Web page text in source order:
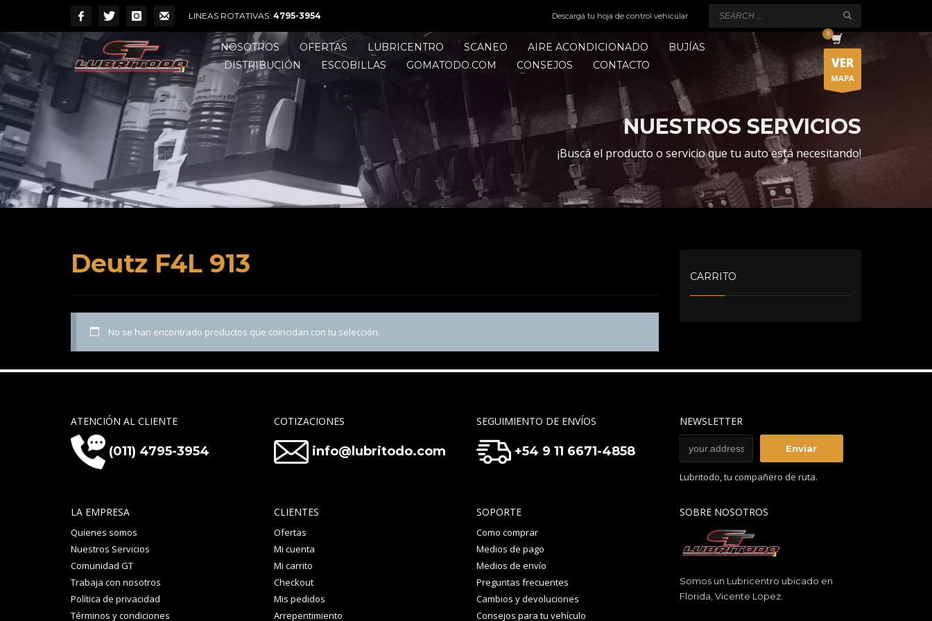
LINEAS ROTATIVAS: 4795-3954 Descargá tu hoja de control vehicular
NOSOTROS OFERTAS LUBRICENTRO SCANEO AIRE ACONDICIONADO
BUJÍAS
DISTRIBUCIÓN
ESCOBILLAS GOMATODO.COM CONSEJOS CONTACTO VER
MAPA
NUESTROS SERVICIOS
¡Buscá el producto o servicio que tu auto está necesitando!
Deutz F4L 913
No se han encontrado productos que coincidan con tu selección.
CARRITO
ATENCIÓN AL CLIENTE
(011) 4795-3954
COTIZACIONES
info@lubritodo.com
SEGUIMIENTO DE ENVÍOS
+54 9 11 6671-4858
NEWSLETTER
Lubritodo, tu compañero de ruta.
LA EMPRESA
Quienes somos
Nuestros Servicios
Comunidad GT
Trabaja con nosotros
Política de privacidad
Términos y condiciones
CLIENTES
Ofertas
Mi cuenta
Mi carrito
Checkout
Mis pedidos
Arrepentimiento
SOPORTE
Como comprar
Medios de pago
Medios de envío
Preguntas frecuentes
Cambios y devoluciones
Consejos para tu vehículo
SOBRE NOSOTROS
Somos un Lubricentro ubicado en
Florida, Vicente Lopez.